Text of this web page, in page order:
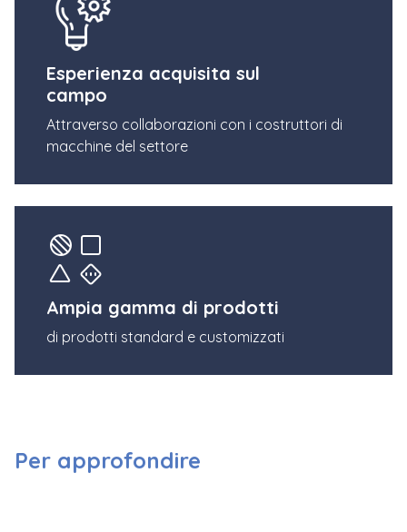
Esperienza acquisita sul
campo
Attraverso collaborazioni con i costruttori di
macchine del settore
Ampia gamma di prodotti
di prodotti standard e customizzati
Per approfondire